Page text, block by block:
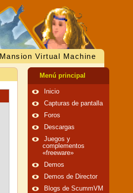
Virtual Machine
Menú principal
Inicio
Capturas de pantalla
Foros
Descargas
Juegos y
complementos
«freeware»
Demos
Demos de Director
Blogs de ScummVM